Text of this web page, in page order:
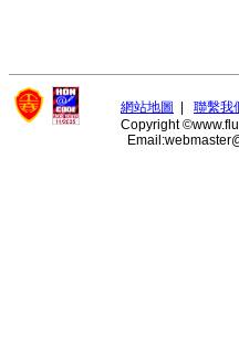
網站地圖 聯繫我
Copyright